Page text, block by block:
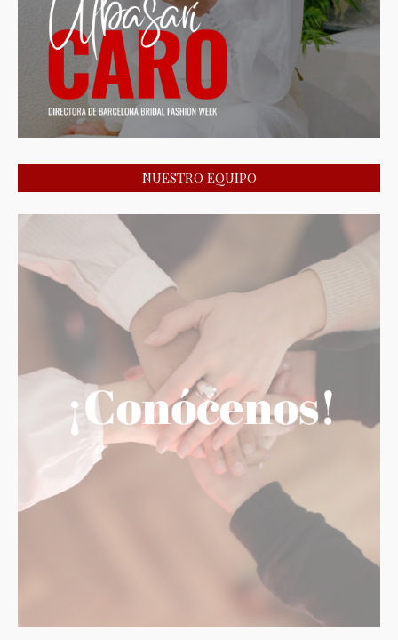
NUESTRO EQUIPO